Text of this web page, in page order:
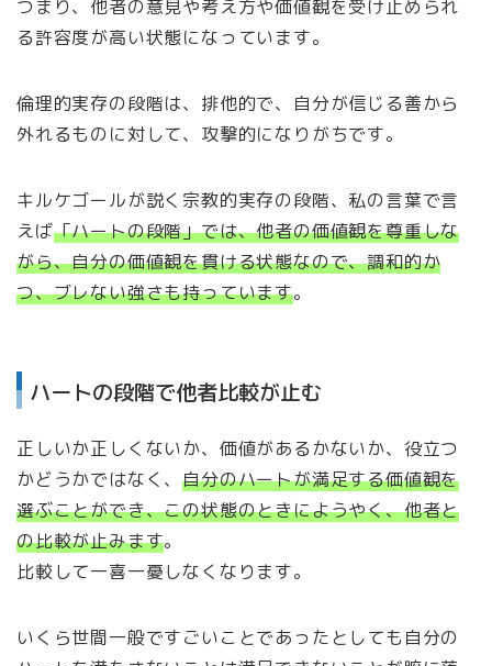
つまり、他者の意見や考え方や価値観を受け止められ
る許容度が高い状態になっています。
倫理的実存の段階は、排他的で、自分が信じる善から
外れるものに対して、攻撃的になりがちです。
キルケゴールが説く宗教的実存の段階、私の言葉で言
えば「ハートの段階」では、他者の価値観を尊重しな
がら、自分の価値観を貫ける状態なので、調和的か
つ、ブレない強さも持っています。
ハートの段階で他者比較が止む
正しいか正しくないか、価値があるかないか、役立つ
かどうかではなく、自分のハートが満足する価値観を
選ぶことができ、この状態のときにようやく、他者と
の比較が止みます。
比較して一喜一憂しなくなります。
いくら世間一般ですごいことであったとしても自分の